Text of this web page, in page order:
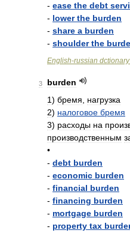
- ease the debt
- lower the burden
- share a burden
- shoulder the
English-russian dctionary
3
burden
1) бремя
нагрузка
2) налоговое бремя
3) расходы на
производственным
•
- debt burden
- economic burden
- financial burden
- financing burden
- mortgage burden
- property tax